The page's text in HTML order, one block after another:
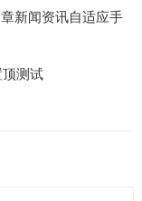
新闻资讯自适应手
测试